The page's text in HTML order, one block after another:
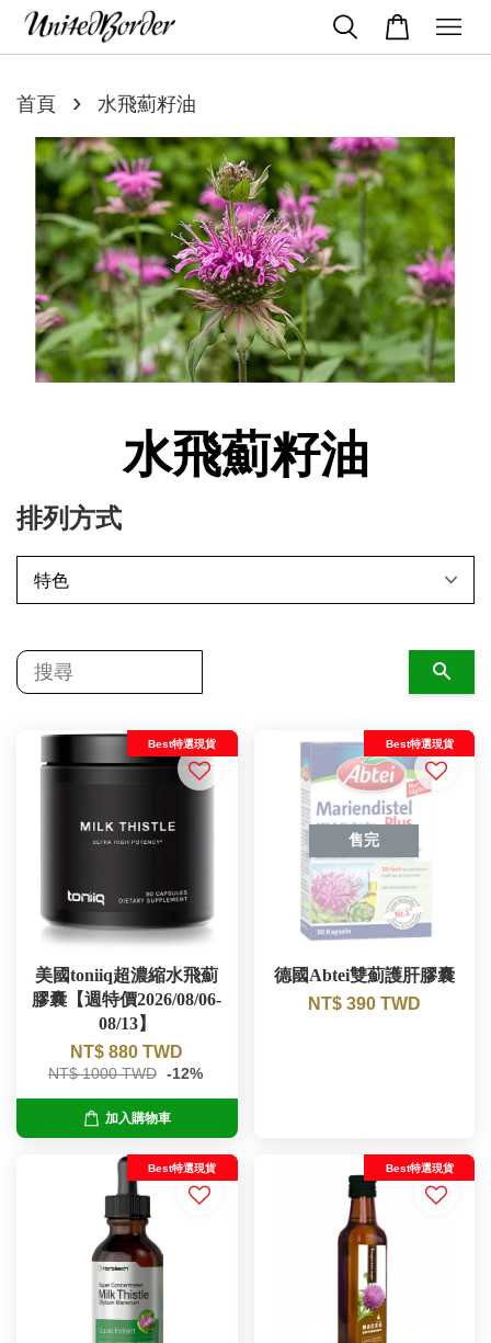
首頁 › 水飛薊籽油
水飛薊籽油
排列方式
Best特選現貨
美國toniiq超濃縮水飛薊
膠囊【週特價2026/08/06-
08/13】
NT$ 880 TWD
NT$ 1000 TWD -12%
加入購物車
售完
Best特選現貨
德國Abtei雙薊護肝膠囊
NT$ 390 TWD
Best特選現貨 Best特選現貨